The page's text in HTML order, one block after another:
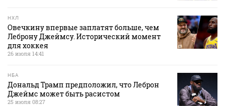
НХЛ
Овечкину впервые заплатят больше, чем
Леброну Джеймсу. Исторический момент
для хоккея
26 июля 14:41
НБА
Дональд Трамп предположил, что Леброн
Джеймс может быть расистом
25 июля 08:27